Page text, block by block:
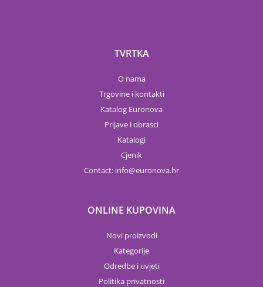
TVRTKA
O nama
Trgovine i kontakti
Katalog Euronova
Prijave i obrasci
Katalogi
Cjenik
Contact: info euronova.hr
ONLINE KUPOVINA
Novi proizvodi
Kategorije
Odredbe i uvjeti
Politika privatnosti